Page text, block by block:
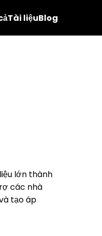
Tài liệuBlog
lớn thành
các nhà
tạo áp